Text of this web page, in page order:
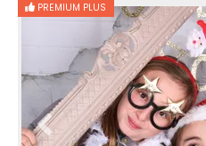
PREMIUM PLUS